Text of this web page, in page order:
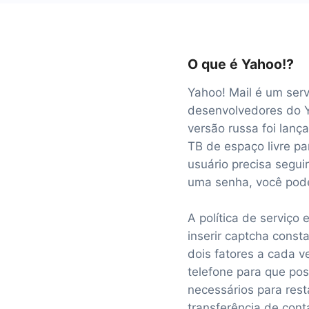
O que é Yahoo!?
Yahoo! Mail é um
desenvolvedores do
versão russa foi
TB de espaço livre
usuário precisa
uma senha, você
A política de serviço
inserir captcha
dois fatores a cada
telefone para que
necessários para